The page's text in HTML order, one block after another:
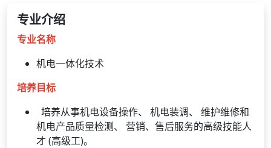
专业介绍
专业名称
机电一体化技术
培养目标
培养从事机电设备操作、 机电装调、 维护维修和
机电产品质量检测、 营销、售后服务的高级技能人
才 (高级工)。